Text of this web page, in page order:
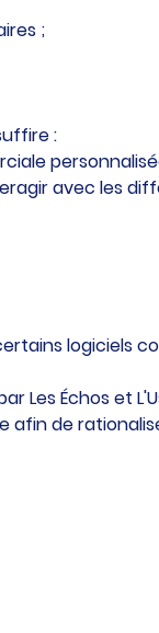
;
:
avec les
logiciels
Les Échos et
de